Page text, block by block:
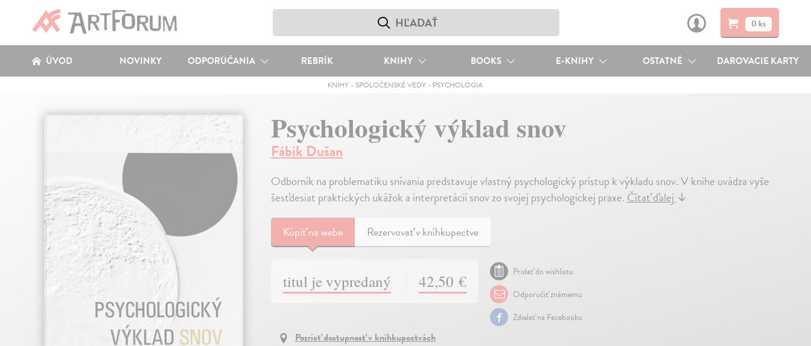
0 ks
ÚVOD NOVINKY ODPORÚČANIA REBRÍK KNIHY BOOKS E-KNIHY OSTATNÉ DAROVACIE KARTY
KNIHY - SPOLOČENSKÉ VEDY - PSYCHOLÓGIA
Psychologický výklad snov
Fábik Dušan
Odborník na problematiku snívania predstavuje vlastný psychologický prístup k výkladu snov. V knihe uvádza vyše
šesťdesiat praktických ukážok a interpretácií snov zo svojej psychologickej praxe.Čítať ďalej↓
Kúpiťna webe Rezervovať v kníhkupectve
titul je vypredaný 42,50 €
Pridať do wishlistu
Odporučiť známemu
Zdielať na Facebooku
Pozrieť dostupnosť v kníhkupectvách